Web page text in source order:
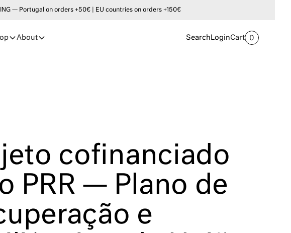
— Portugal on orders +50€ | EU countries on orders +150€
About Search LoginCart 0
cofinanciado
PRR — Plano de
e